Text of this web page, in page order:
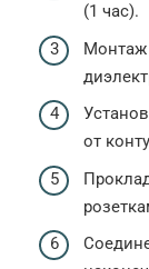
(1 час).
Монтаж
от